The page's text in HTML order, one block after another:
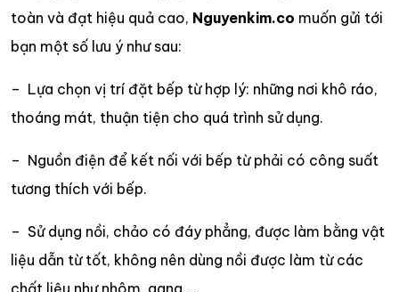
toàn và đạt hiệu quả cao, Nguyenkim.co muốn gửi tới
bạn một số lưu ý như sau:
– Lựa chọn vị trí đặt bếp từ hợp lý: những nơi khô ráo,
thoáng mát, thuận tiện cho quá trình sử dụng.
– Nguồn điện để kết nối với bếp từ phải có công suất
tương thích với bếp.
– Sử dụng nồi, chảo có đáy phẳng, được làm bằng vật
liệu dẫn từ tốt, không nên dùng nồi được làm từ các